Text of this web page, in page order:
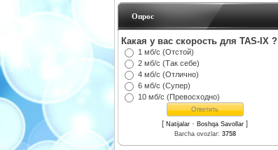
Oпрос
Какая у вас скорость для TAS-IX ?
1 мб/с (Отстой)
2 мб/с (Так себе)
4 мб/с (Отлично)
6 мб/с (Супер)
10 мб/с (Превосходно)
[ Natijalar · Boshqa Savollar ]
Barcha ovozlar: 3758